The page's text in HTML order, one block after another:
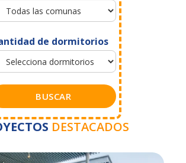
de dormitorios
BUSCAR
DESTACADOS